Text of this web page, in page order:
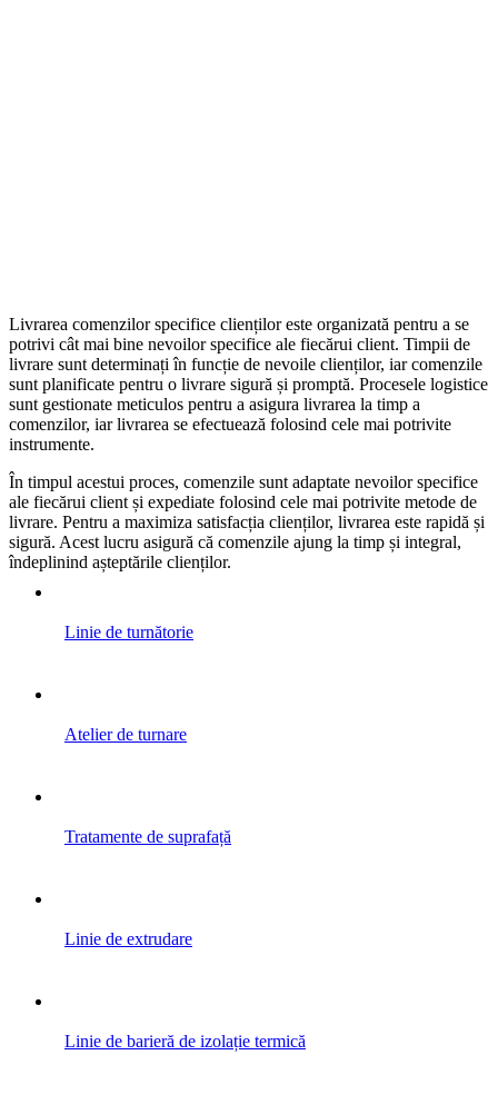
Livrarea comenzilor specifice clienților este organizată pentru a se
potrivi cât mai bine nevoilor specifice ale fiecărui client. Timpii de
livrare sunt determinați în funcție de nevoile clienților, iar comenzile
sunt planificate pentru o livrare sigură și promptă. Procesele logistice
sunt gestionate meticulos pentru a asigura livrarea la timp a
comenzilor, iar livrarea se efectuează folosind cele mai potrivite
instrumente.
În timpul acestui proces, comenzile sunt adaptate nevoilor specifice
ale fiecărui client și expediate folosind cele mai potrivite metode de
livrare. Pentru a maximiza satisfacția clienților, livrarea este rapidă și
sigură. Acest lucru asigură că comenzile ajung la timp și integral,
îndeplinind așteptările clienților.
Linie de turnătorie
Atelier de turnare
Tratamente de suprafață
Linie de extrudare
Linie de barieră de izolație termică